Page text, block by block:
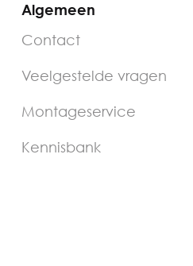
Algemeen
Contact
Veelgestelde vragen
Montageservice
Kennisbank